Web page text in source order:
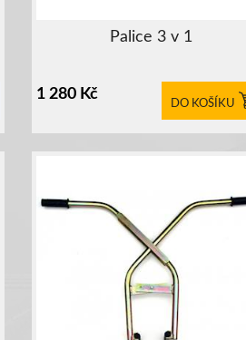
Palice 3 v 1
1 280 Kč
DO KOŠÍKU